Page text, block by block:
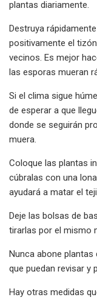
plantas diariamente.
Destruya
positivamente el
vecinos. Es mejor
las esporas mueran
Si el clima sigue
de esperar a que
donde se seguirán
muera.
Coloque las plantas
cúbralas con una
ayudará a matar el
Deje las bolsas de
tirarlas por el mismo
Nunca abone
que puedan revisar y
Hay otras medidas